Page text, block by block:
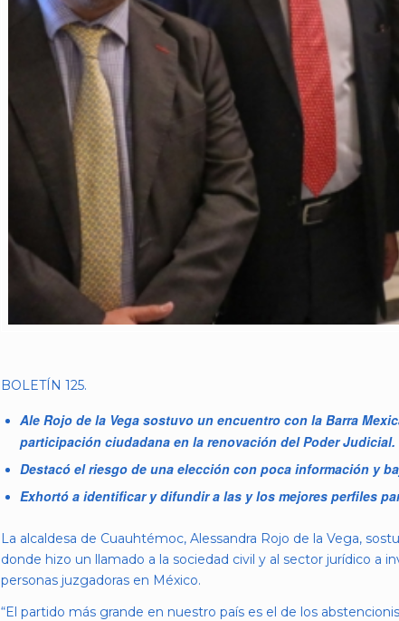
BOLETÍN 125.
Ale Rojo de la Vega sostuvo un encuentro con la Barra
participación ciudadana en la renovación del Poder Judicial.
Destacó el riesgo de una elección con poca información y
Exhortó a identificar y difundir a las y los mejores perfiles
La alcaldesa de Cuauhtémoc, Alessandra Rojo de la Vega,
donde hizo un llamado a la sociedad civil y al sector jurídico a
personas juzgadoras en México.
“El partido más grande en nuestro país es el de los